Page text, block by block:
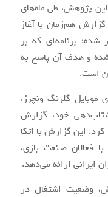
پژوهش، طی ماه‌های
هم‌زمان با آغاز
برنامه‌ای که بر
و هدف آن پاسخ به
است.
گلرنگ ونچرز،
خود، گزارش
این گزارش با اتکا
فعالان صنعت بازی،
ایرانی ارائه می‌دهد.
وضعیت اشتغال در